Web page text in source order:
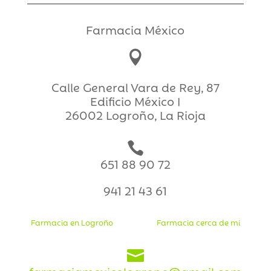
Farmacia México

Calle General Vara de Rey, 87
Edificio México I
26002 Logroño, La Rioja

651 88 90 72
941 21 43 61
Farmacia en Logroño Farmacia cerca de mi
